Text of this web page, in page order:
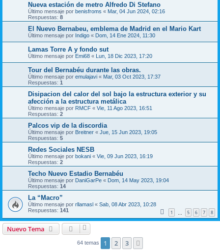
Nueva estación de metro Alfredo Di Stefano
Último mensaje por benisfroms « Mar, 04 Jun 2024, 02:16
Respuestas: 8
El Nuevo Bernabeu, emblema de Madrid en el Mario Kart
Último mensaje por Indigo « Dom, 14 Ene 2024, 11:30
Lamas Torre A y fondo sut
Último mensaje por Emi68 « Lun, 18 Dic 2023, 17:20
Tour del Bernabéu durante las obras.
Último mensaje por emulajavi « Mar, 03 Oct 2023, 17:37
Respuestas: 1
Disipacion del calor del sol bajo la estructura exterior y su
afección a la estructura metálica
Último mensaje por RMCF « Vie, 11 Ago 2023, 16:51
Respuestas: 2
Palcos vip de la discordia
Último mensaje por Breitner « Jue, 15 Jun 2023, 19:05
Respuestas: 5
Redes Sociales NESB
Último mensaje por bokani « Vie, 09 Jun 2023, 16:19
Respuestas: 2
Techo Nuevo Estadio Bernabéu
Último mensaje por DaniGarPe « Dom, 14 May 2023, 19:04
Respuestas: 14
La “Macro”
Último mensaje por rllamasl « Sab, 08 Abr 2023, 10:28
Respuestas: 141 1 5 6 7 8
Nuevo Tema
64 temas 1 2 3